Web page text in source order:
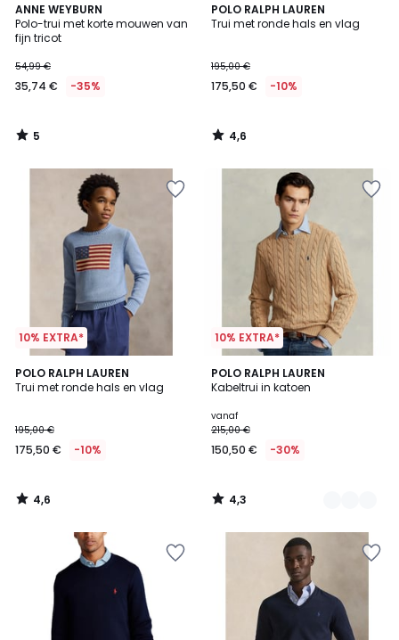
ANNE WEYBURN
Polo-trui met korte mouwen van
fijn tricot
54,99 €
35,74 € -35%
5
/
5
5
/
POLO RALPH LAUREN
Trui met ronde hals en vlag
195,00 €
175,50 € -10%
4,6
/ 5
4,6
/
10% EXTRA*
POLO RALPH LAUREN
Trui met ronde hals en vlag
195,00 €
175,50 € -10%
4,6
/ 5
4,6
/
10% EXTRA*
POLO RALPH LAUREN
Kabeltrui in katoen
vanaf
215,00 €
150,50 € -30%
4,3
/ 5
6
Kleuren
4,3
/